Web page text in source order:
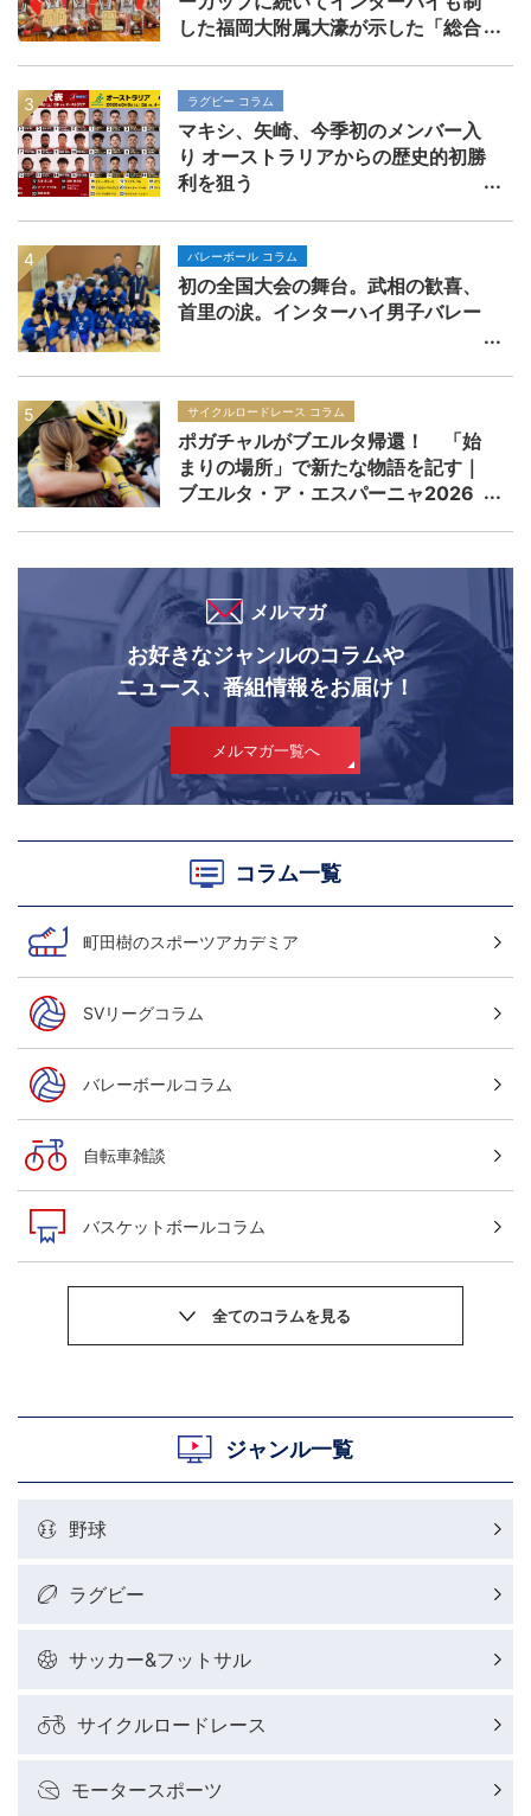
した福岡大附属大濠が示した「総合
ラグビー コラム
マキシ、矢崎、今季初のメンバー入
り オーストラリアからの歴史的初勝
利を狙う
バレーボール コラム
初の全国大会の舞台。武相の歓喜、
首里の涙。インターハイ男子バレー
サイクルロードレース コラム
ポガチャルがブエルタ帰還！ 「始
まりの場所」で新たな物語を記す｜
ブエルタ・ア・エスパーニャ2026
メルマガ
お好きなジャンルのコラムや
ニュース、番組情報をお届け！
メルマガ一覧へ
コラム一覧
町田樹のスポーツアカデミア
SVリーグコラム
バレーボールコラム
自転車雑談
バスケットボールコラム
村上晃一ラグビーコラム
ラグビーレポート
野球好きコラム
サイクルロードレースレポート
フィギュアスケートレポート
ジャンル一覧
野球
ラグビー
サッカー&フットサル
サイクルロードレース
モータースポーツ